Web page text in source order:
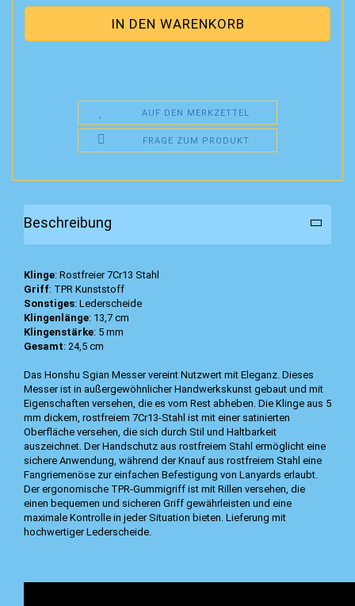
AUF DEN MERKZETTEL
FRAGE ZUM PRODUKT
Beschreibung
Klinge: Rostfreier 7Cr13 Stahl
Griff: TPR Kunststoff
Sonstiges: Lederscheide
Klingenlänge: 13,7 cm
Klingenstärke: 5 mm
Gesamt: 24,5 cm
Das Honshu Sgian Messer vereint Nutzwert mit Eleganz. Dieses
Messer ist in außergewöhnlicher Handwerkskunst gebaut und mit
Eigenschaften versehen, die es vom Rest abheben. Die Klinge aus 5
mm dickem, rostfreiem 7Cr13-Stahl ist mit einer satinierten
Oberfläche versehen, die sich durch Stil und Haltbarkeit
auszeichnet. Der Handschutz aus rostfreiem Stahl ermöglicht eine
sichere Anwendung, während der Knauf aus rostfreiem Stahl eine
Fangriemenöse zur einfachen Befestigung von Lanyards erlaubt.
Der ergonomische TPR-Gummigriff ist mit Rillen versehen, die
einen bequemen und sicheren Griff gewährleisten und eine
maximale Kontrolle in jeder Situation bieten. Lieferung mit
hochwertiger Lederscheide.